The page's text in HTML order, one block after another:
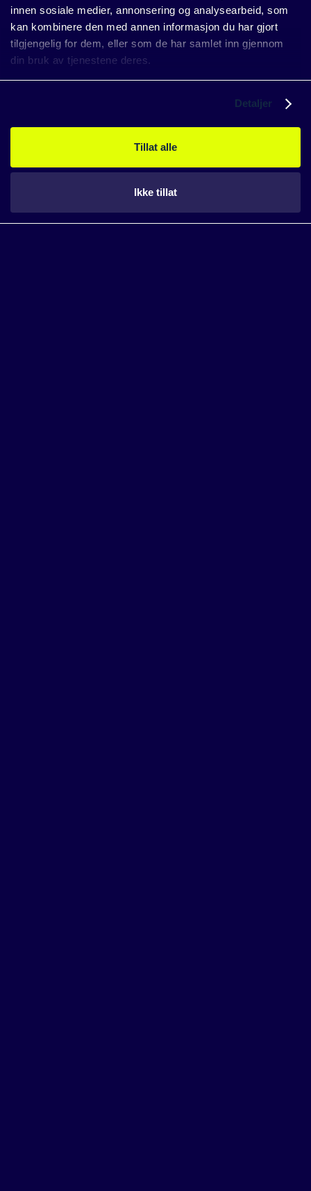
innen sosiale medier, annonsering og analysearbeid, som
kan kombinere den med annen informasjon du har gjort
tilgjengelig for dem, eller som de har samlet inn gjennom
din bruk av tjenestene deres.
Detaljer
Tillat alle
Ikke tillat
Etterspørselen etter solceller globalt fortsatte å vokse
markant også i 2023, der installert kapasitet endte på 373
GWp ifølge IEA, opp 64% fra 2022 - en kapasitet som ville
forsynt omtrent hele Frankrikes kraftkonsum. Denne
veksttakten kan bety at markedet kan stabilisere seg og
prisene komme opp igjen før man vet ordet av det.
Hvordan ta betalt for solstrømmen fra et